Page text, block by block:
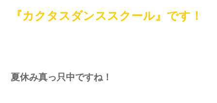
『カクタスダンススクール』です！
夏休み真っ只中ですね！